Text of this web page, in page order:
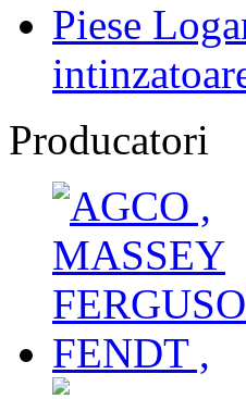
Piese
Producatori